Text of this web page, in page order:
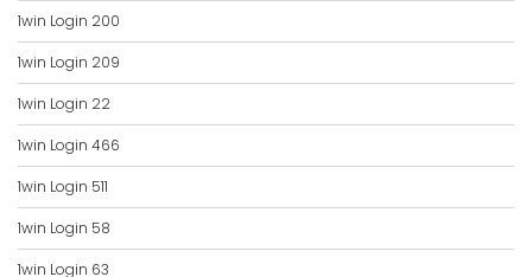
1win Login 200
1win Login 209
1win Login 22
1win Login 466
1win Login 511
1win Login 58
1win Login 63